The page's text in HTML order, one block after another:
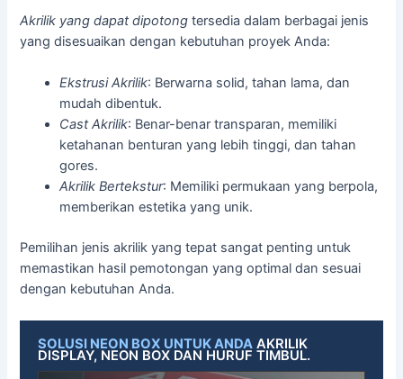
Akrilik yang dapat dipotong tersedia dalam berbagai jenis
yang disesuaikan dengan kebutuhan proyek Anda:
Ekstrusi Akrilik: Berwarna solid, tahan lama, dan
mudah dibentuk.
Cast Akrilik: Benar-benar transparan, memiliki
ketahanan benturan yang lebih tinggi, dan tahan
gores.
Akrilik Bertekstur: Memiliki permukaan yang berpola,
memberikan estetika yang unik.
Pemilihan jenis akrilik yang tepat sangat penting untuk
memastikan hasil pemotongan yang optimal dan sesuai
dengan kebutuhan Anda.
SOLUSI NEON BOX UNTUK ANDA AKRILIK
DISPLAY, NEON BOX DAN HURUF TIMBUL.